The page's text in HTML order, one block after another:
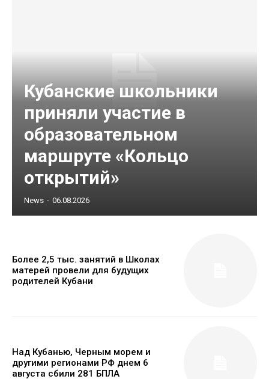
Кубанские школьники
приняли участие в
образовательном
маршруте «Кольцо
открытий»
News - 06.08.2026
Более 2,5 тыс. занятий в Школах
матерей провели для будущих
родителей Кубани
Над Кубанью, Черным морем и
другими регионами РФ днем 6
августа сбили 281 БПЛА